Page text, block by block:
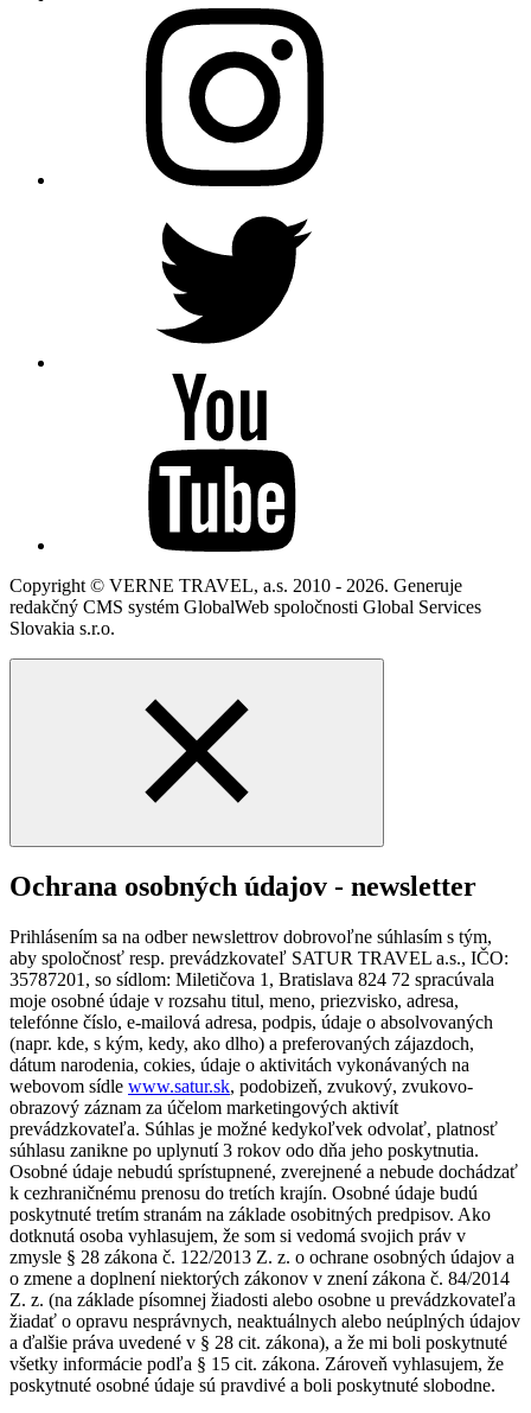
Copyright © VERNE TRAVEL, a.s. 2010 - 2026. Generuje
redakčný CMS systém GlobalWeb spoločnosti Global Services
Slovakia s.r.o.
Ochrana osobných údajov - newsletter
Prihlásením sa na odber newslettrov dobrovoľne súhlasím s tým,
aby spoločnosť resp. prevádzkovateľ SATUR TRAVEL a.s., IČO:
35787201, so sídlom: Miletičova 1, Bratislava 824 72 spracúvala
moje osobné údaje v rozsahu titul, meno, priezvisko, adresa,
telefónne číslo, e-mailová adresa, podpis, údaje o absolvovaných
(napr. kde, s kým, kedy, ako dlho) a preferovaných zájazdoch,
dátum narodenia, cokies, údaje o aktivitách vykonávaných na
webovom sídle www.satur.sk, podobizeň, zvukový, zvukovo-
obrazový záznam za účelom marketingových aktivít
prevádzkovateľa. Súhlas je možné kedykoľvek odvolať, platnosť
súhlasu zanikne po uplynutí 3 rokov odo dňa jeho poskytnutia.
Osobné údaje nebudú sprístupnené, zverejnené a nebude dochádzať
k cezhraničnému prenosu do tretích krajín. Osobné údaje budú
poskytnuté tretím stranám na základe osobitných predpisov. Ako
dotknutá osoba vyhlasujem, že som si vedomá svojich práv v
zmysle § 28 zákona č. 122/2013 Z. z. o ochrane osobných údajov a
o zmene a doplnení niektorých zákonov v znení zákona č. 84/2014
Z. z. (na základe písomnej žiadosti alebo osobne u prevádzkovateľa
žiadať o opravu nesprávnych, neaktuálnych alebo neúplných údajov
a ďalšie práva uvedené v § 28 cit. zákona), a že mi boli poskytnuté
všetky informácie podľa § 15 cit. zákona. Zároveň vyhlasujem, že
poskytnuté osobné údaje sú pravdivé a boli poskytnuté slobodne.